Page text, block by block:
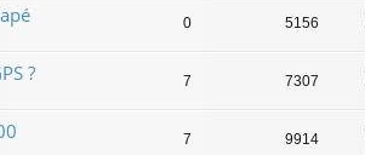
0 5156
? 7 7307
7 9914